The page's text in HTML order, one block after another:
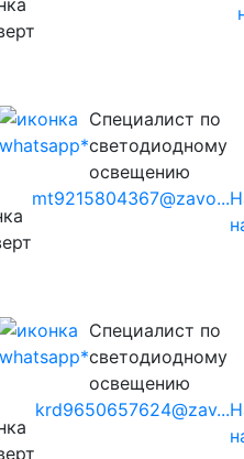
Cпециалист по
светодиодному
освещению
mt9215804367@zavo...
Cпециалист по
светодиодному
освещению
krd9650657624@zav...